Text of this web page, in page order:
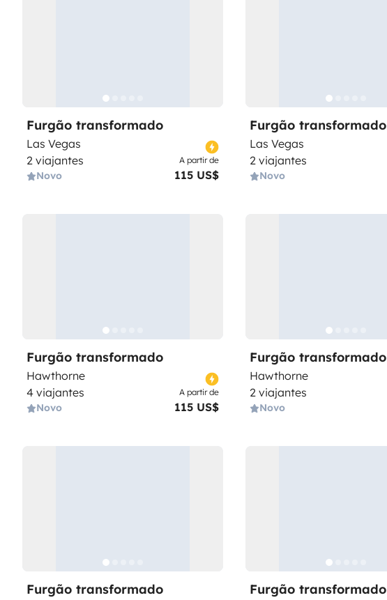
Furgão transformado
Las Vegas
2 viajantes
Novo
A partir de
115 US$
Furgão transformado
Las Vegas
2 viajantes
Novo
Furgão transformado
Hawthorne
4 viajantes
Novo
A partir de
115 US$
Furgão transformado
Hawthorne
2 viajantes
Novo
Furgão transformado Furgão transformado